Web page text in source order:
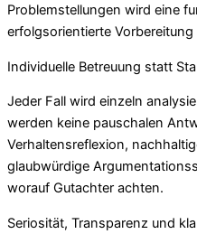
Problemstellungen wird eine
erfolgsorientierte
Individuelle Betreuung statt
Jeder Fall wird einzeln
werden keine pauschalen
Verhaltensreflexion,
glaubwürdige
worauf Gutachter achten.
Seriosität, Transparenz und